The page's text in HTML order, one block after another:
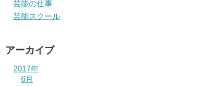
芸能の仕事
芸能スクール
アーカイブ
2017年
6月